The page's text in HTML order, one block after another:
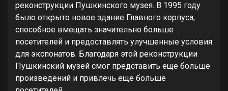
реконструкции Пушкинского музея. В 1995 году
было открыто новое здание Главного корпуса,
способное вмещать значительно больше
посетителей и предоставлять улучшенные условия
для экспонатов. Благодаря этой реконструкции
Пушкинский музей смог представить еще больше
произведений и привлечь еще больше